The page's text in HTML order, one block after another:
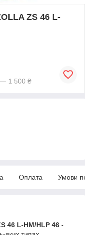
ZS 46 L-
— 1 500 ₴
Оплата Умови
46 L-HM/HLP 46 -